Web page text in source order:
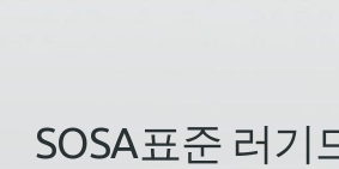
SOSA표준 러기